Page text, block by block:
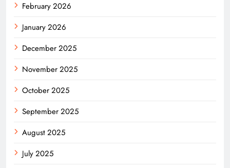
February 2026
January 2026
December 2025
November 2025
October 2025
September 2025
August 2025
July 2025